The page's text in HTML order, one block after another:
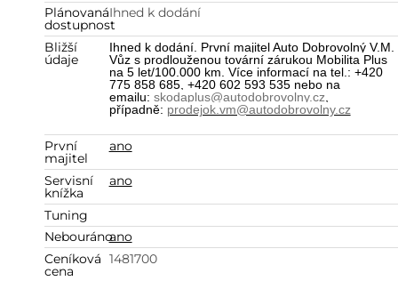
Plánovaná
dostupnost
Ihned k dodání
Bližší
údaje
Ihned k dodání. První majitel Auto Dobrovolný V.M.
Vůz s prodlouženou tovární zárukou Mobilita Plus
na 5 let/100.000 km. Více informací na tel.: +420
775 858 685, +420 602 593 535 nebo na
emailu: skodaplus@autodobrovolny.cz,
případně: prodejok.vm@autodobrovolny.cz
První
majitel
ano
Servisní
knížka
ano
Tuning
Nebouránoano
Ceníková
cena
1481700